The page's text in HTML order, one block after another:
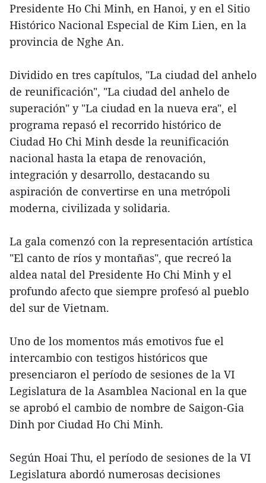
Presidente Ho Chi Minh, en Hanoi, y en el Sitio
Histórico Nacional Especial de Kim Lien, en la
provincia de Nghe An.
Dividido en tres capítulos, "La ciudad del anhelo
de reunificación", "La ciudad del anhelo de
superación" y "La ciudad en la nueva era", el
programa repasó el recorrido histórico de
Ciudad Ho Chi Minh desde la reunificación
nacional hasta la etapa de renovación,
integración y desarrollo, destacando su
aspiración de convertirse en una metrópoli
moderna, civilizada y solidaria.
La gala comenzó con la representación artística
"El canto de ríos y montañas", que recreó la
aldea natal del Presidente Ho Chi Minh y el
profundo afecto que siempre profesó al pueblo
del sur de Vietnam.
Uno de los momentos más emotivos fue el
intercambio con testigos históricos que
presenciaron el período de sesiones de la VI
Legislatura de la Asamblea Nacional en la que
se aprobó el cambio de nombre de Saigon-Gia
Dinh por Ciudad Ho Chi Minh.
Según Hoai Thu, el período de sesiones de la VI
Legislatura abordó numerosas decisiones